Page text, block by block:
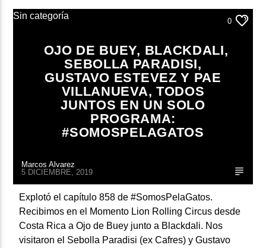
Sin categoría
0
OJO DE BUEY, BLACKDALI,
SEBOLLA PARADISI,
GUSTAVO ESTEVEZ Y PAE
VILLANUEVA, TODOS
JUNTOS EN UN SOLO
PROGRAMA:
#SOMOSPELAGATOS
Marcos Alvarez
5 DICIEMBRE, 2019
Explotó el capítulo 858 de #SomosPelaGatos.
Recibimos en el Momento Lion Rolling Circus desde
Costa Rica a Ojo de Buey junto a Blackdali. Nos
visitaron el Sebolla Paradisi (ex Cafres) y Gustavo